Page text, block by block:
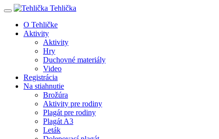
Tehlička
O Tehličke
Aktivity
Aktivity
Hry
Duchovné materiály
Video
Registrácia
Na stiahnutie
Brožúra
Aktivity pre rodiny
Plagát pre rodiny
Plagát A3
Leták